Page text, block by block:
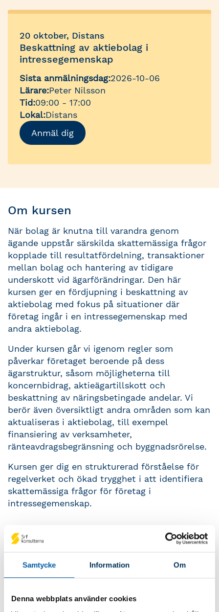
Samtycke Information Om
Denna webbplats använder cookies
20 oktober, Distans
Beskattning av aktiebolag i
intressegemenskap
Sista anmälningsdag:2026-10-06
Lärare:Peter Nilsson
Tid:09:00 - 17:00
Lokal:Distans
Anmäl dig
Om kursen
När bolag är knutna till varandra genom
ägande uppstår särskilda skattemässiga frågor
kopplade till resultatfördelning, transaktioner
mellan bolag och hantering av tidigare
underskott vid ägarförändringar. Den här
kursen ger en fördjupning i beskattning av
aktiebolag med fokus på situationer där
företag ingår i en intressegemenskap med
andra aktiebolag.
Under kursen går vi igenom regler som
påverkar företaget beroende på dess
ägarstruktur, såsom möjligheterna till
koncernbidrag, aktieägartillskott och
beskattning av näringsbetingade andelar. Vi
berör även översiktligt andra områden som kan
aktualiseras i aktiebolag, till exempel
finansiering av verksamheter,
ränteavdragsbegränsning och byggnadsrörelse.
Kursen ger dig en strukturerad förståelse för
regelverket och ökad trygghet i att identifiera
skattemässiga frågor för företag i
intressegemenskap.
Lämpliga förkunskaper
kunskaper inom företagsbeskattning. Du har
aktiebolag eller har motsvarande kunskaper i